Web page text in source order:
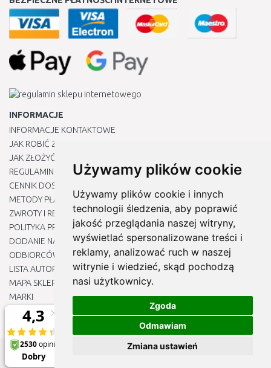
Używamy plików cookie
Używamy plików cookie i innych
technologii śledzenia, aby poprawić
jakość przeglądania naszej witryny,
wyświetlać spersonalizowane treści i
reklamy, analizować ruch w naszej
witrynie i wiedzieć, skąd pochodzą
nasi użytkownicy.
Zgoda
Odmawiam
Zmiana ustawień
INFORMACJE
INFORMACJE KONTAKTOWE
JAK ROBIĆ ZAKUPY ?
JAK ZŁOŻYĆ REKLAMACJĘ
REGULAMIN
CENNIK DOSTAWY
METODY PŁATNOŚCI
ZWROTY I REKLAMACJE PRODUKTÓW
POLITYKA PRYWATNOŚCI
DODANIE NASZYCH ADRESÓW E-MAIL DO LISTY ZAUFANYCH
ODBIORCÓW
LISTA AUTORYZOWANYCH CENTRÓW SERWISOWYCH
MAPA SKLEPU
MARKI
BLOGU
EDYTUJ MOJE PREFERENCJE DOTYCZĄCE PLIKÓW COOKIE
© 2012 - 2026